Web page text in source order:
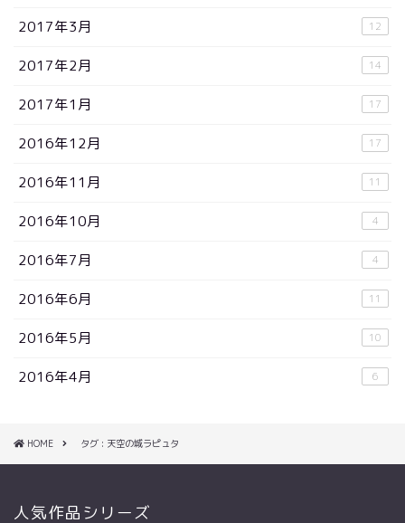
2017年3月 12
2017年2月 14
2017年1月 17
2016年12月 17
2016年11月 11
2016年10月 4
2016年7月 4
2016年6月 11
2016年5月 10
2016年4月 6
HOME タグ : 天空の城ラピュタ
人気作品シリーズ